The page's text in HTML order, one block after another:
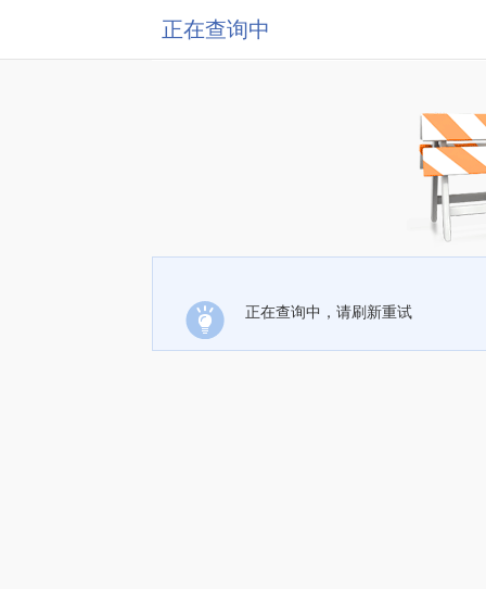
正在查询中
正在查询中，请刷新重试